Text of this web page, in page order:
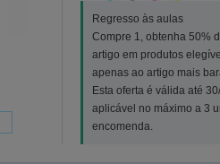
Regresso às aulas
Compre 1, obtenha 50%
artigo em produtos
apenas ao artigo mais
Esta oferta é válida até
aplicável no máximo a 3
encomenda.